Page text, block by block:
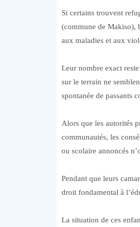
Si certains trouvent
(commune de Makiso),
aux maladies et aux
Leur nombre exact
sur le terrain ne
spontanée de passants
Alors que les autorités
communautés, les
ou scolaire annoncés
Pendant que leurs
droit fondamental à
La situation de ces